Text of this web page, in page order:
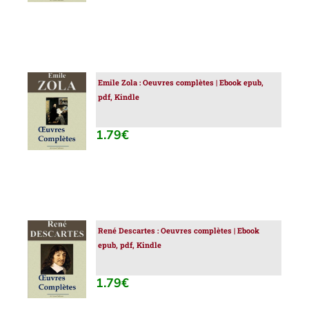
AJOUTER
AU
PANIER
/
DÉTAILS
Emile Zola : Oeuvres complètes | Ebook epub,
pdf, Kindle
1.79€
AJOUTER
AU
PANIER
/
DÉTAILS
René Descartes : Oeuvres complètes | Ebook
epub, pdf, Kindle
1.79€